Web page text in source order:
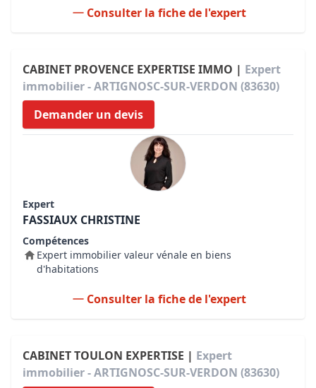
Consulter la fiche de l'expert
CABINET PROVENCE EXPERTISE IMMO | Expert
immobilier - ARTIGNOSC-SUR-VERDON (83630)
Demander un devis
Expert
FASSIAUX CHRISTINE
Compétences
Expert immobilier valeur vénale en biens
d'habitations
Consulter la fiche de l'expert
CABINET TOULON EXPERTISE | Expert
immobilier - ARTIGNOSC-SUR-VERDON (83630)